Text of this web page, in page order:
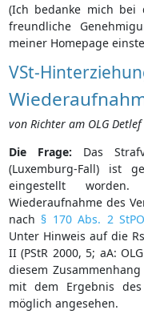
(Ich bedanke mich bei
freundliche
meiner Homepage
VSt-
von Richter am OLG
Die Frage: Das
(Luxemburg-Fall) ist
eingestellt
Wiederaufnahme des
nach § 170 Abs. 2 StPO
Unter Hinweis auf die
II (PStR 2000, 5; aA:
diesem
mit dem Ergebnis
möglich angesehen.